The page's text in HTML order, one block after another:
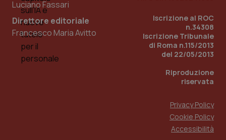
Luciano Fassari
Direttore editoriale
Francesco Maria Avitto
Iscrizione al ROC
n.34308
Iscrizione Tribunale
di Roma n.115/2013
del 22/05/2013
Riproduzione
riservata
Privacy Policy
Cookie Policy
Accessibilità
1
mese